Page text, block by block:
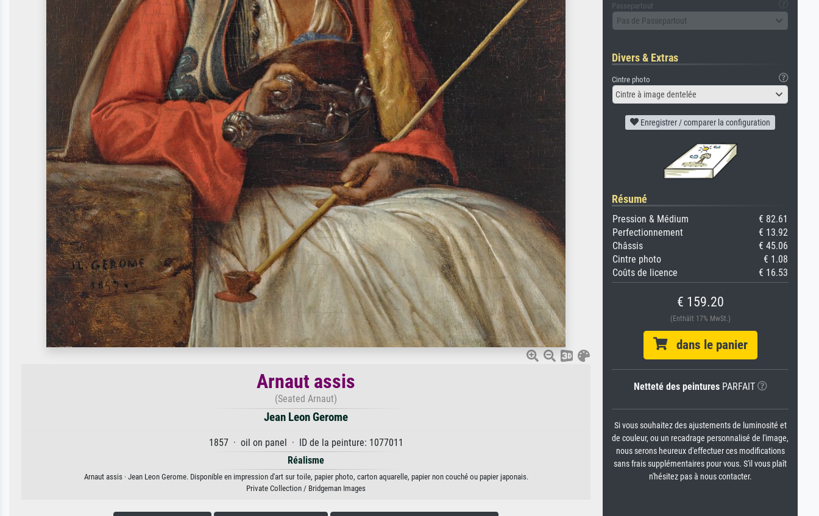
Arnaut assis
(Seated Arnaut)
Jean Leon Gerome
1857 · oil on panel · ID de la peinture: 1077011
Réalisme
Arnaut assis · Jean Leon Gerome. Disponible en impression d'art sur toile, papier photo, carton aquarelle, papier non couché ou papier japonais.
Private Collection / Bridgeman Images
Passepartout
Pas de Passepartout
Divers & Extras
Cintre photo
Cintre à image dentelée
Enregistrer / comparer la configuration
Résumé
Pression & Médium
€ 82.61
Perfectionnement
€ 13.92
Châssis
€ 45.06
Cintre photo
€ 1.08
Coûts de licence
€ 16.53
€ 159.20
(Enthält 17% MwSt.)
dans le panier
Netteté des peinturesPARFAIT
Si vous souhaitez des ajustements de luminosité et
de couleur, ou un recadrage personnalisé de l'image,
nous serons heureux d'effectuer ces modifications
sans frais supplémentaires pour vous. S'il vous plaît
n'hésitez pas à nous contacter.